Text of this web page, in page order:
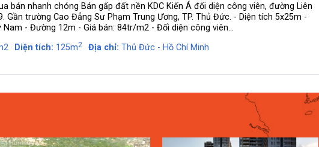
bán nhanh chóng Bán gấp đất nền KDC Kiến Á đối diện công viên, đường Liên
Gần trường Cao Đẳng Sư Phạm Trung Ương, TP. Thủ Đức. - Diện tích 5x25m -
Nam - Đường 12m - Giá bán: 84tr/m2 - Đối diện công viên...
Diện tích: 125m2 Địa chỉ: Thủ Đức - Hồ Chí Minh